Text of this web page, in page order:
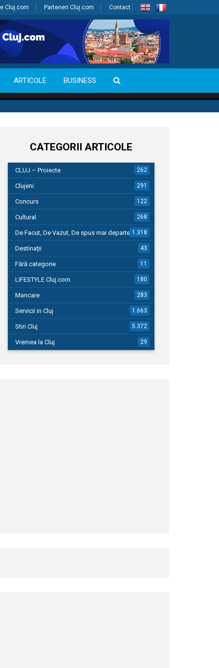
Cluj.com Parteneri Cluj.com Contact
ARTICOLE BUSINESS
CATEGORII ARTICOLE
CLUJ – Proiecte 262
Clujeni 291
Concurs 122
Cultural 268
De Facut, De Vazut, De spus mai departe…1.318
Destinații 43
Fără categorie 11
LIFESTYLE Cluj.com 180
Mancare 283
Servicii in Cluj 1.663
Stiri Cluj 5.372
Vremea la Cluj 29